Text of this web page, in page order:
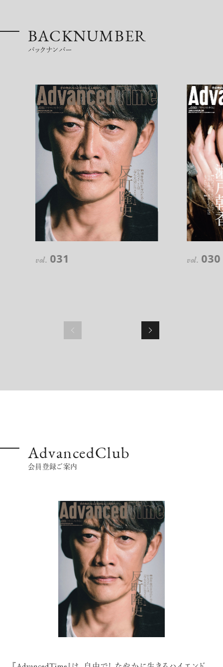
BACKNUMBER
バックナンバー
vol. 031 vol. 030
AdvancedClub
会員登録ご案内